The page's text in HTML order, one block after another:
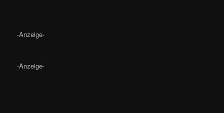
-Anzeige-
-Anzeige-